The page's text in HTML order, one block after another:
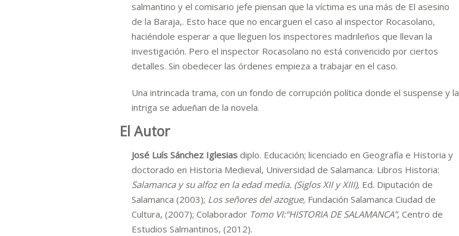
salmantino y el comisario jefe piensan que la víctima es una más de El asesino
de la Baraja,. Esto hace que no encarguen el caso al inspector Rocasolano,
haciéndole esperar a que lleguen los inspectores madrileños que llevan la
investigación. Pero el inspector Rocasolano no está convencido por ciertos
detalles. Sin obedecer las órdenes empieza a trabajar en el caso.
Una intrincada trama, con un fondo de corrupción política donde el suspense y la
intriga se adueñan de la novela.
El Autor
José Luís Sánchez Iglesiasdiplo. Educación; licenciado en Geografía e Historia y
doctorado en Historia Medieval, Universidad de Salamanca. Libros Historia:
Salamanca y su alfoz en la edad media. (Siglos XII y XIII), Ed. Diputación de
Salamanca (2003); Los señores del azogue, Fundación Salamanca Ciudad de
Cultura, (2007); ColaboradorTomo VI:“HISTORIA DE SALAMANCA”, Centro de
Estudios Salmantinos, (2012).